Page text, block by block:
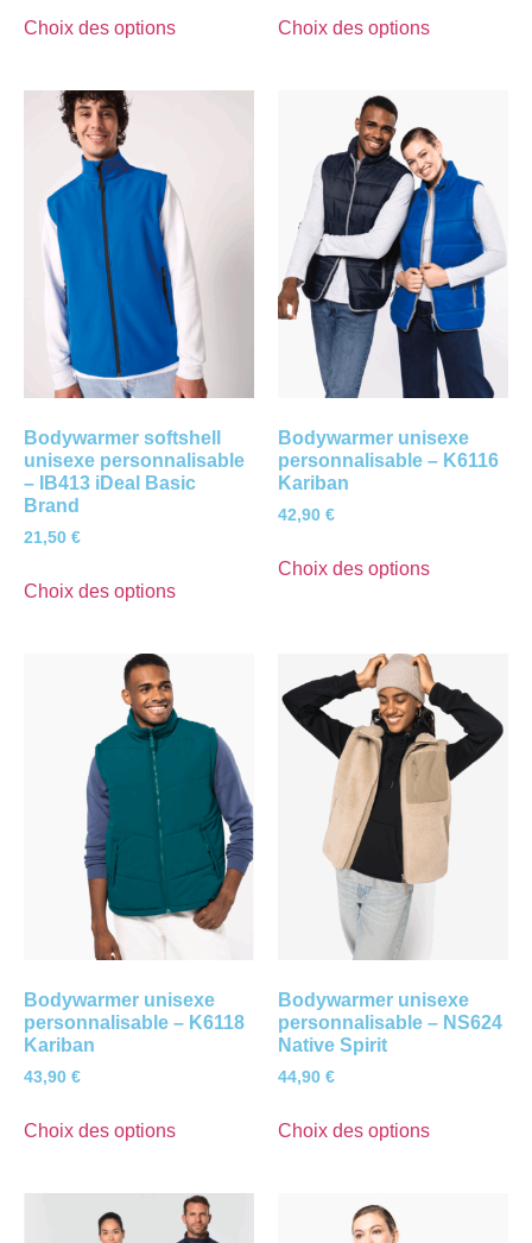
Choix des options Choix des options
Bodywarmer softshell
unisexe personnalisable
– IB413 iDeal Basic
Brand
21,50 €
Choix des options
Bodywarmer unisexe
personnalisable – K6116
Kariban
42,90 €
Choix des options
Bodywarmer unisexe
personnalisable – K6118
Kariban
43,90 €
Choix des options
Bodywarmer unisexe
personnalisable – NS624
Native Spirit
44,90 €
Choix des options